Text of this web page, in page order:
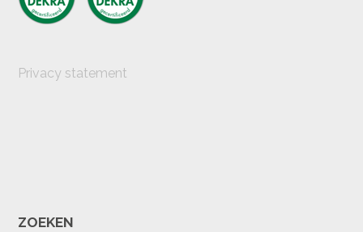
Privacy statement
ZOEKEN